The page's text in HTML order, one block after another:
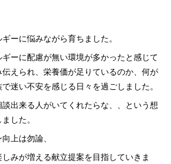
ーに悩みながら育ちました。
ーに配慮が無い環境が多かったと感じて
えられ、栄養価が足りているのか、何が
迷い不安を感じる日々を過ごしました。
出来る人がいてくれたらな、、という想
した。
上は勿論、
みが増える献立提案を目指していきま